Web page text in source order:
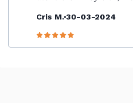
Cris M. 30-03-2024